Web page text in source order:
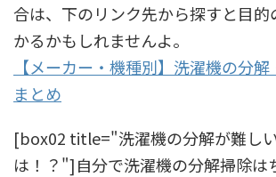
合は、下のリンク先から探すと目的
かるかもしれませんよ。
【メーカー・機種別】洗濯機の分
まとめ
[box02 title="洗濯機の分解が難し
は！？"]自分で洗濯機の分解掃除は